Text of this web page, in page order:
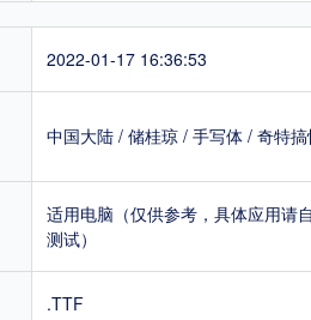
2022-01-17 16:36:53
中国大陆 / 储桂琼 / 手写体 / 奇特
适用电脑（仅供参考，具体应用请
测试）
.TTF